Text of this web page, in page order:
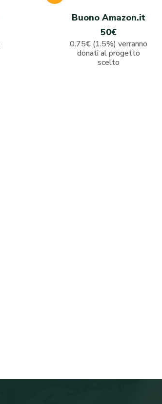
Buono Amazon.it
50€
0.75€ (1.5%) verranno
donati al progetto
scelto